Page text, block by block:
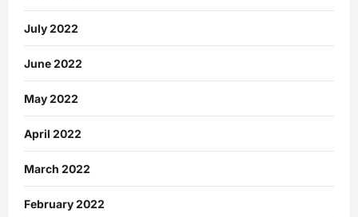
July 2022
June 2022
May 2022
April 2022
March 2022
February 2022